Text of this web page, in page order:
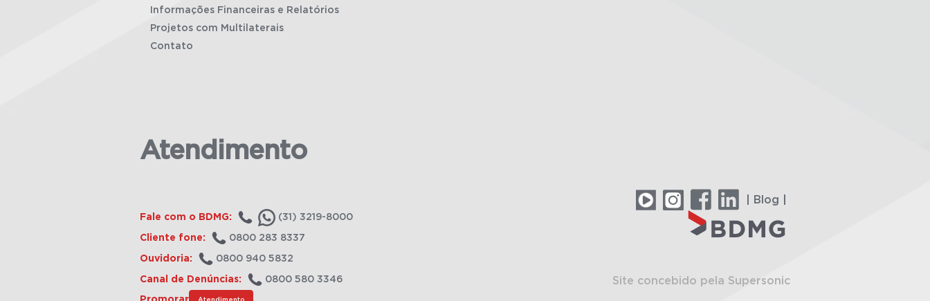
Informações Financeiras e Relatórios
Projetos com Multilaterais
Contato
Atendimento
Fale com o BDMG: (31) 3219-8000
Cliente fone: 0800 283 8337
Ouvidoria: 0800 940 5832
Canal de Denúncias: 0800 580 3346
Atendimento
| Blog |
Site concebido pela Supersonic